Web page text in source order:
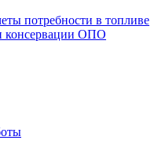
потребности в топливе
консервации ОПО